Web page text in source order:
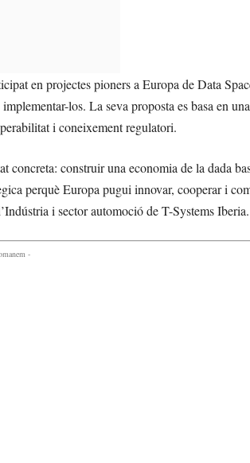
en projectes pioners a Europa de Data
los. La seva proposta es basa en
i coneixement regulatori.
concreta: construir una economia de la dada
perquè Europa pugui innovar, cooperar i
i sector automoció de T-Systems Iberia.
-